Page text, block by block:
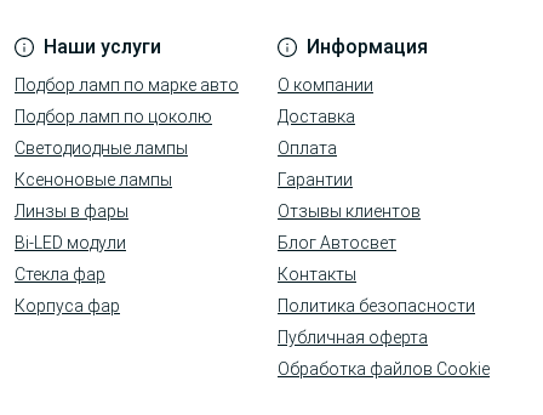
Наши услуги
Подбор ламп по марке авто
Подбор ламп по цоколю
Светодиодные лампы
Ксеноновые лампы
Линзы в фары
Bi-LED модули
Стекла фар
Корпуса фар
Информация
О компании
Доставка
Оплата
Гарантии
Отзывы клиентов
Блог Автосвет
Контакты
Политика безопасности
Публичная оферта
Обработка файлов Cookie